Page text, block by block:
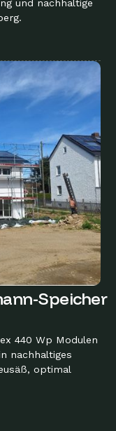
und nachhaltige
Speicher
440 Wp Modulen
nachhaltiges
optimal